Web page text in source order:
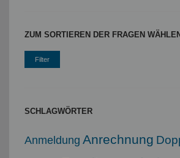
ZUM SORTIEREN DER FRAGEN
SCHLAGWÖRTER
Anmeldung Anrechnung